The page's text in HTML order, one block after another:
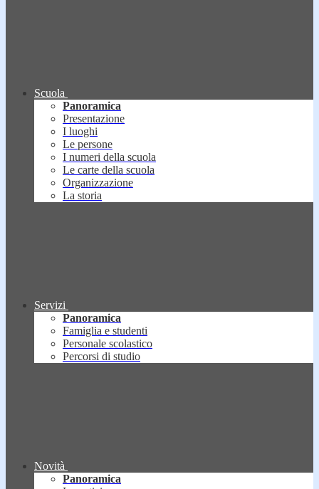
Scuola
Panoramica
Presentazione
I luoghi
Le persone
I numeri della scuola
Le carte della scuola
Organizzazione
La storia
Servizi
Panoramica
Famiglia e studenti
Personale scolastico
Percorsi di studio
Novità
Panoramica